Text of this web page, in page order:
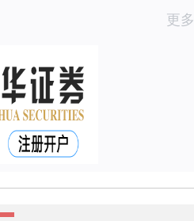
更多